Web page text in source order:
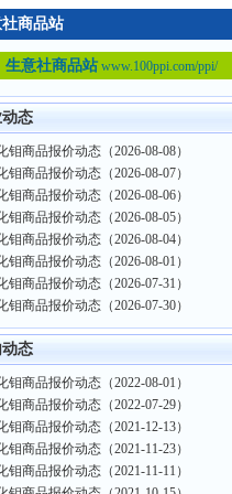
商品站
生意社商品站www.100ppi.com/ppi/
态
钼商品报价动态（2026-08-08）
钼商品报价动态（2026-08-07）
钼商品报价动态（2026-08-06）
钼商品报价动态（2026-08-05）
钼商品报价动态（2026-08-04）
钼商品报价动态（2026-08-01）
钼商品报价动态（2026-07-31）
钼商品报价动态（2026-07-30）
态
钼商品报价动态（2022-08-01）
钼商品报价动态（2022-07-29）
钼商品报价动态（2021-12-13）
钼商品报价动态（2021-11-23）
钼商品报价动态（2021-11-11）